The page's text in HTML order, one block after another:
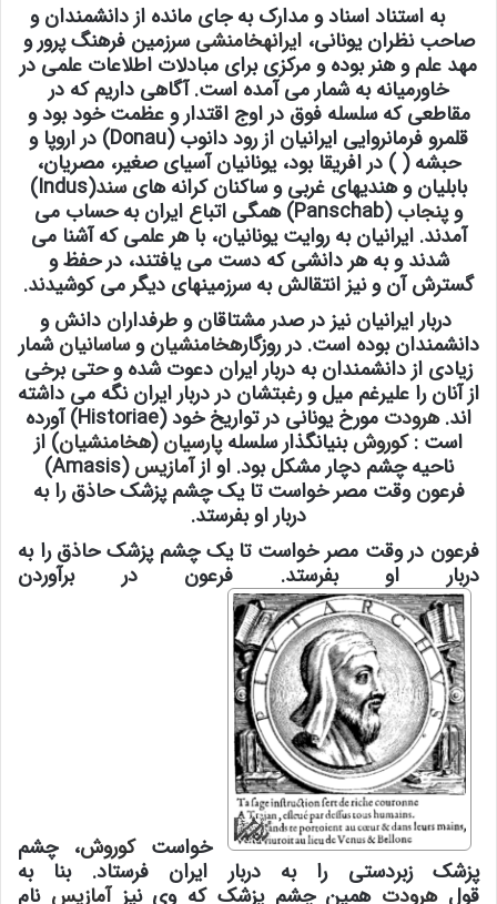
به استناد اسناد و مدارک به جای مانده از دانشمندان و
صاحب نظران یونانی،ایرانهخامنشیسرزمین فرهنگ پرور و
مهد علم و هنر بوده و مرکزی برای مبادلات اطلاعات علمی در
خاورمیانه به شمار می آمده است. آگاهی داریم که در
مقاطعی که سلسله فوق در اوج اقتدار و عظمت خود بود و
قلمرو فرمانروایی ایرانیان از رود دانوب (Donau) در اروپا و
حبشه ( ) در افریقا بود، یونانیان آسیای صغیر، مصریان،
بابلیان و هندیهای غربی و ساکنان کرانه هایسند (Indus)
وپنجاب (Panschab) همگی اتباع ایران به حساب می
آمدند. ایرانیان به روایت یونانیان، با هر علمی که آشنا می
شدند و به هر دانشی که دست می یافتند، در حفظ و
گسترش آن و نیز انتقالش به سرزمینهای دیگر می کوشیدند.
دربار ایرانیان نیز در صدر مشتاقان و طرفداران دانش و
دانشمندان بوده است. در روزگارهخامنشیانوساسانیانشمار
زیادی از دانشمندان به دربار ایران دعوت شده و حتی برخی
از آنان را علیرغم میل و رغبتشان در دربار ایران نگه می داشته
اند.هرودت مورخ یونانی در تواریخ خود (Historiae) آورده
است :کوروشبنیانگذار سلسلهپارسیان(هخامنشیان) از
ناحیه چشم دچار مشکل بود. او ازآمازیس (Amasis)
فرعون وقت مصر خواست تا یک چشم پزشک حاذق را به
دربار او بفرستد.
فرعون در وقت مصر خواست تا یک چشم پزشک حاذق را به
دربار او بفرستد. فرعون در برآوردن
خواستکوروش، چشم
پزشک زبردستی را به دربار ایران فرستاد. بنا به
قولهرودت همین چشم پزشک که وی نیزآمازیس نام